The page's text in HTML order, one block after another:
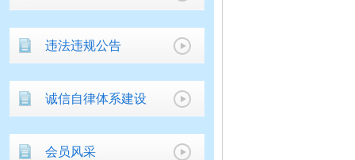
违法违规公告
诚信自律体系建设
会员风采